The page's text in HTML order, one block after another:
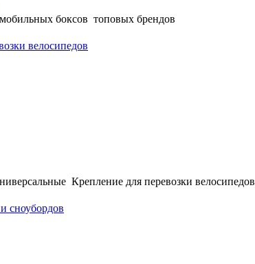
боксов топовых брендов
велосипедов
Крепление для перевозки велосипедов
сноубордов